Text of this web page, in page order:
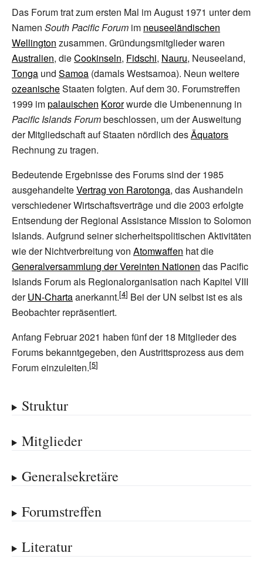
Das Forum trat zum ersten Mal im August 1971 unter dem
Namen South Pacific Forum im neuseeländischen
Wellington zusammen. Gründungsmitglieder waren
Australien, dieCookinseln, Fidschi, Nauru, Neuseeland,
Tonga und Samoa (damals Westsamoa). Neun weitere
ozeanischeStaaten folgten. Auf dem 30. Forumstreffen
1999 impalauischen Kororwurde die Umbenennung in
Pacific Islands Forumbeschlossen, um der Ausweitung
der Mitgliedschaft auf Staaten nördlich desÄquators
Rechnung zu tragen.
Bedeutende Ergebnisse des Forums sind der 1985
ausgehandelteVertrag von Rarotonga, das Aushandeln
verschiedener Wirtschaftsverträge und die 2003 erfolgte
Entsendung derRegional Assistance Mission to Solomon
Islands. Aufgrund seiner sicherheitspolitischen Aktivitäten
wie der Nichtverbreitung von Atomwaffen hat die
Generalversammlung der Vereinten Nationen das Pacific
Islands Forum als Regionalorganisation nach Kapitel VIII
derUN-Chartaanerkannt.
Bei der UN selbst ist es als
Beobachter repräsentiert.
Anfang Februar 2021 haben fünf der 18 Mitglieder des
Forums bekanntgegeben, den Austrittsprozess aus dem
Forum einzuleiten.
Struktur
Mitglieder
Generalsekretäre
Forumstreffen
Literatur